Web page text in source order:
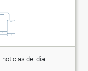
del día.